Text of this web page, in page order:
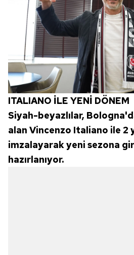
ITALIANO İLE YENİ DÖNEM
Siyah-beyazlılar,
alan Vincenzo Italiano ile 2
imzalayarak yeni sezona
hazırlanıyor.